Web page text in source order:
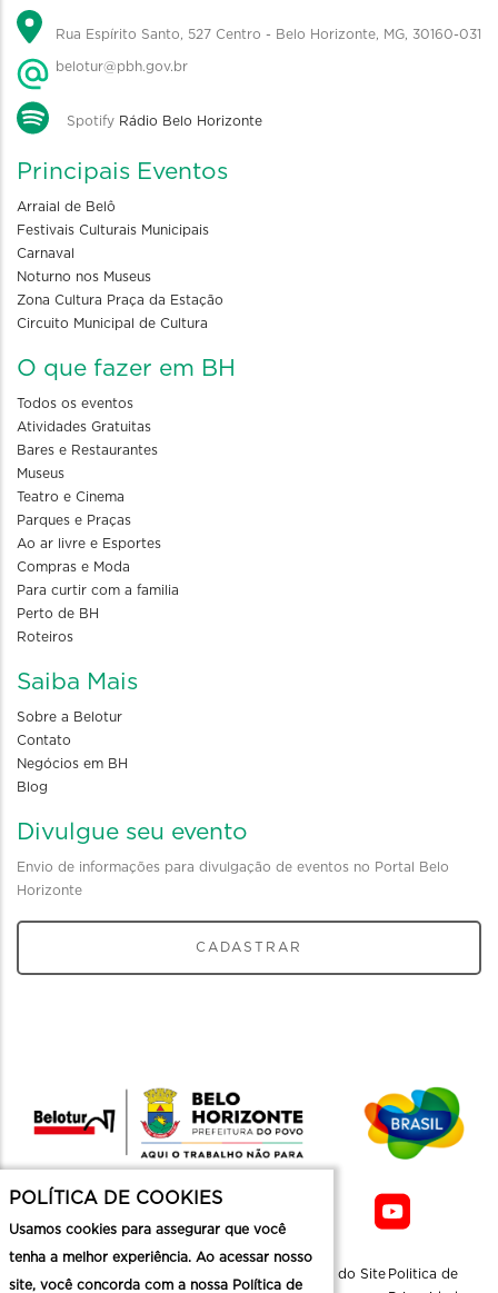
Rua Espírito Santo, 527 Centro - Belo Horizonte, MG, 30160-031
belotur@pbh.gov.br
Spotify Rádio Belo Horizonte
Principais Eventos
Arraial de Belô
Festivais Culturais Municipais
Carnaval
Noturno nos Museus
Zona Cultura Praça da Estação
Circuito Municipal de Cultura
O que fazer em BH
Todos os eventos
Atividades Gratuitas
Bares e Restaurantes
Museus
Teatro e Cinema
Parques e Praças
Ao ar livre e Esportes
Compras e Moda
Para curtir com a familia
Perto de BH
Roteiros
Saiba Mais
Sobre a Belotur
Contato
Negócios em BH
Blog
Divulgue seu evento
Envio de informações para divulgação de eventos no Portal Belo
Horizonte
CADASTRAR
Mapa do Site Politica de
POLÍTICA DE COOKIES
Usamos cookies para assegurar que você
tenha a melhor experiência. Ao acessar nosso
site, você concorda com a nossa Política de